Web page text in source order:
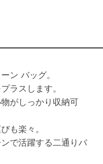
ン バッグ。
ラスします。
がしっかり収納可
も楽々。
で活躍する二通りバ